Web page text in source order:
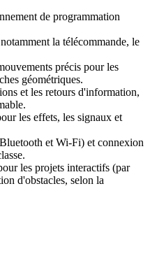
de programmation
la télécommande, le
précis pour les
géométriques.
et les retours d'information,
les effets, les signaux et
et Wi-Fi) et connexion
les projets interactifs (par
d'obstacles, selon la